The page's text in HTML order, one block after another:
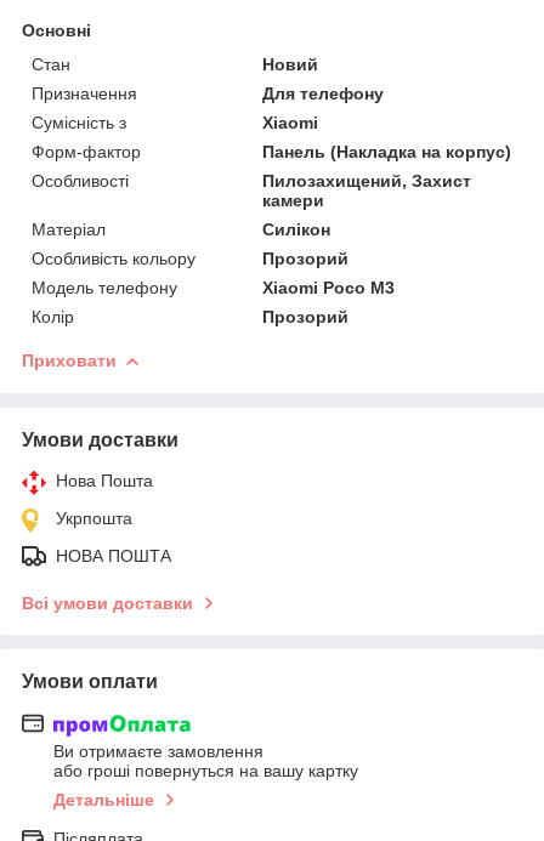
Основні
Стан
Новий
Призначення
Для телефону
Сумісність з
Xiaomi
Форм-фактор
Панель (Накладка на корпус)
Особливості
Пилозахищений, Захист
камери
Матеріал
Силікон
Особливість кольору
Прозорий
Модель телефону
Xiaomi Poco M3
Колір
Прозорий
Приховати
Умови доставки
Нова Пошта
Укрпошта
НОВА ПОШТА
Всі умови доставки
Умови оплати
Ви отримаєте замовлення
або гроші повернуться на вашу картку
Детальніше